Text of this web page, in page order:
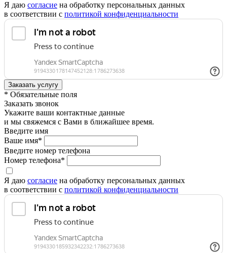
Я даю согласие на обработку персональных данных
в соответствии с политикой конфиденциальности
* Обязательные поля
Заказать звонок
Укажите ваши контактные данные
и мы свяжемся с Вами в ближайшее время.
Введите имя
Ваше имя*
Введите номер телефона
Номер телефона*
Я даю согласие на обработку персональных данных
в соответствии с политикой конфиденциальности